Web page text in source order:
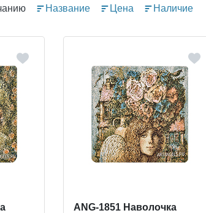
Название Цена Наличие
ANG-1851 Наволочка